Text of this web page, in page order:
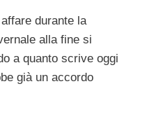
durante la
alla fine si
a quanto scrive oggi
già un accordo